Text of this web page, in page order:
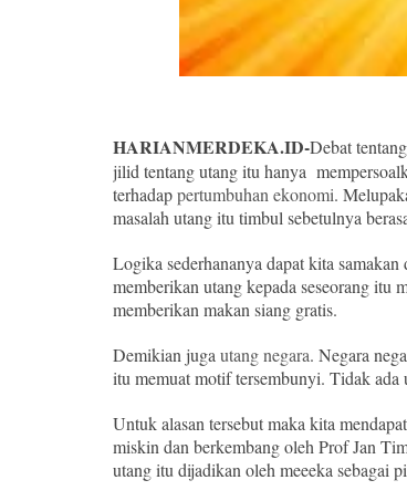
HARIANMERDEKA.ID-Debat
jilid tentang utang itu hanya
terhadappertumbuhan ekonomi.
masalah utang itu timbul sebetulnya
Logika sederhananya dapat kita
memberikan utang kepada seseorang itu
memberikan makan siang gratis.
Demikian juga utang negara. Negara
itu memuat motif tersembunyi. Tidak
Untuk alasan tersebut maka kita
miskin dan berkembang oleh Prof Jan
utang itu dijadikan oleh meeeka sebagai